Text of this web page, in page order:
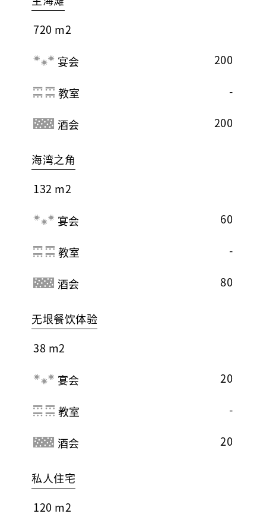
720 m2
宴会
200
教室 -
酒会 200
海湾之角
132 m2
宴会
60
教室 -
酒会 80
无垠餐饮体验
38 m2
宴会
20
教室 -
酒会 20
私人住宅
120 m2